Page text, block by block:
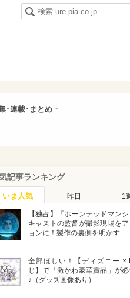
･連載･まとめ
記事ランキング
いま人気 昨日 1
【独占】『ホーンテッドマン
キャストの監督が撮影現場を
ョンに！製作の裏側を明かす
全部ほしい！【ディズニー ×
じ】で「激かわ豪華賞品」が
♪（グッズ画像あり）